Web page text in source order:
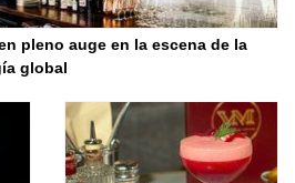
pleno auge en la escena de la
global